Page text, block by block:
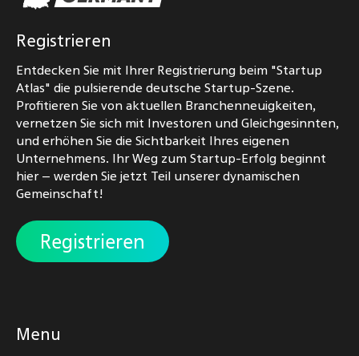
Registrieren
Entdecken Sie mit Ihrer Registrierung beim "Startup
Atlas" die pulsierende deutsche Startup-Szene.
Profitieren Sie von aktuellen Branchenneuigkeiten,
vernetzen Sie sich mit Investoren und Gleichgesinnten,
und erhöhen Sie die Sichtbarkeit Ihres eigenen
Unternehmens. Ihr Weg zum Startup-Erfolg beginnt
hier – werden Sie jetzt Teil unserer dynamischen
Gemeinschaft!
Registrieren
Menu